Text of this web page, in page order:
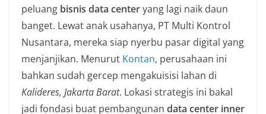
peluang bisnis data centeryang lagi naik daun
banget. Lewat anak usahanya, PT Multi Kontrol
Nusantara, mereka siap nyerbu pasar digital yang
menjanjikan. Menurut Kontan, perusahaan ini
bahkan sudah gercep mengakuisisi lahan di
Kalideres, Jakarta Barat. Lokasi strategis ini bakal
jadi fondasi buat pembangunan data center inner